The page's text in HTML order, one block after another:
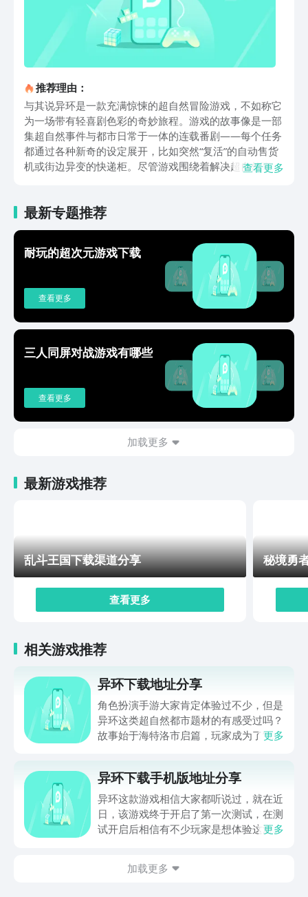
推荐理由：
与其说异环是一款充满惊悚的超自然冒险游戏，不如称它
为一场带有轻喜剧色彩的奇妙旅程。游戏的故事像是一部
集超自然事件与都市日常于一体的连载番剧——每个任务
都通过各种新奇的设定展开，比如突然“复活”的自动售货
机或街边异变的快递柜。尽管游戏围绕着解决超自然事件
角色鲜活的性格。无论是角色的表情还是对话间的诙谐互
动，都让人感到自然且富有感染力。战斗部分，虽然沿用
了不少二次元动作游戏的常规机制，但异环加入了“韧性
条”和特殊QTE系统，使战斗更具策略性和节奏感。当你攻
击敌人时，可以积攒敌人的韧性条，破防后进行爆发输
出。除此之外，角色间属性的联动能够产生独特的增益效
果，让战斗体验更有层次感。特别值得一提的是，角色之
未来随着新角色的加入，战斗中的组合策略会更加丰富。
如果要说异环最让人印象深刻的一点，那一定是它构建出
的超自然现代都市。在这个充满烟火气息的城市中，玩家
不仅能在街头巷尾发现新鲜有趣的细节，还可以感受到与
NPC之间互动的真实感，比如街边小型演唱会或偶遇的特
殊事件，都能让人不自觉地沉浸其中。载具与住宅系统也
为这个世界增添了许多生活化的玩法。以上就是异环下载
手机版地址介绍的内容了。异环用超自然元素和都市开放
作团队的诚意。如果你对超自然故事感兴趣，又喜欢在开
查看更多
最新专题推荐
耐玩的超次元游戏下载
查看更多
三人同屏对战游戏有哪些
查看更多
加载更多
最新游戏推荐
乱斗王国下载渠道分享
查看更多
秘境勇
相关游戏推荐
异环下载地址分享
角色扮演手游大家肯定体验过不少，但是
异环这类超自然都市题材的有感受过吗？
故事始于海特洛市启篇，玩家成为了“异
界的一份子，和个性迥异，但是能力非凡
的伙伴一起冒险的话，那就点击下方链接
预约下载吧。
更多
异环下载手机版地址分享
异环这款游戏相信大家都听说过，就在近
日，该游戏终于开启了第一次测试，在测
试开启后相信有不少玩家是想体验这游戏
异环下载手机版的最新地址分享，来分享
更多
加载更多